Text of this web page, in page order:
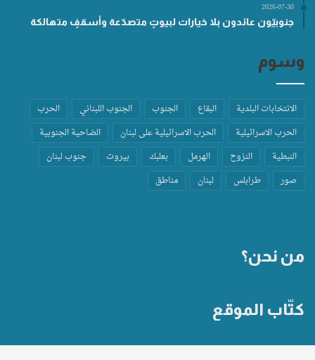
2026-07-30
جنوبيّون عائدون بلا خيارات لبيوتٍ متصدّعة وأسقفٍ متهالكة
وسوم
الانتخابات البلدية البقاع الجنوب الجنوب اللبناني
الحرب
الحرب الاسرائيلية
الحرب الاسرائيلية على لبنان
الضاحية الجنوبية
النبطية
النزوح الهرمل بعلبك بيروت
جنوب لبنان
صور
طرابلس لبنان مناطق
من نحن؟
كتّاب الموقع